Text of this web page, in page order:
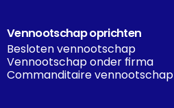
Vennootschap oprichten
Besloten vennootschap
Vennootschap onder firma
Commanditaire vennootschap